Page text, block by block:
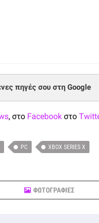
πηγές σου στη Google
, στο Facebook στο
PC XBOX SERIES X
ΦΩΤΟΓΡΑΦΙΕΣ